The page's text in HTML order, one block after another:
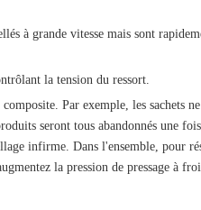
à grande vitesse mais sont
la tension du ressort.
Par exemple, les sachets
seront tous abandonnés une
infirme. Dans l'ensemble, pour
la pression de pressage à